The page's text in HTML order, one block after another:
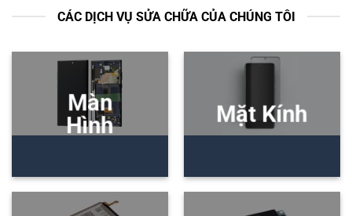
CÁC DỊCH VỤ SỬA CHỮA CỦA CHÚNG TÔI
Màn
Hình
Mặt Kính